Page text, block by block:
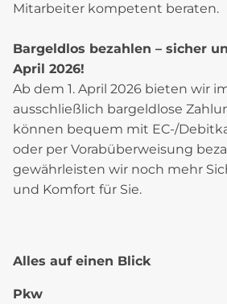
Mitarbeiter kompetent beraten.
Bargeldlos bezahlen – sicher
April 2026!
Ab dem 1. April 2026 bieten wir
ausschließlich bargeldlose
können bequem mit EC-/
oder per Vorabüberweisung
gewährleisten wir noch mehr
und Komfort für Sie.
Alles auf einen Blick
Pkw